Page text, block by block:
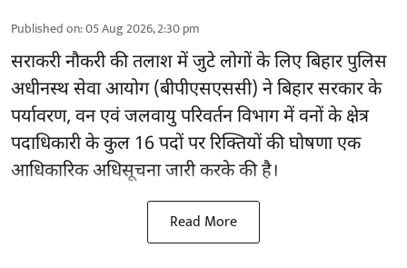
Published on:05 Aug 2026, 2:30 pm
सराकरी नौकरी की तलाश में जुटे लोगों के लिए बिहार पुलिस
अधीनस्थ सेवा आयोग (बीपीएसएससी) ने बिहार सरकार के
पर्यावरण, वन एवं जलवायु परिवर्तन विभाग में वनों के क्षेत्र
पदाधिकारी के कुल 16 पदों पर रिक्तियों की घोषणाएक
आधिकारिक अधिसूचना जारी करके की है।
Read More